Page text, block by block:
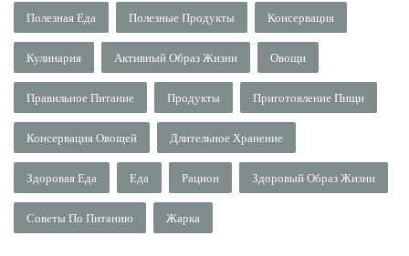
Полезная Еда Полезные Продукты Консервация
Кулинария Активный Образ Жизни Овощи
Правильное Питание Продукты Приготовление Пищи
Консервация Овощей Длительное Хранение
Здоровая Еда Еда Рацион Здоровый Образ Жизни
Советы По Питанию Жарка